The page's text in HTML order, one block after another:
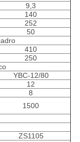
9,3
140
252
50
410
250
YBC-12/80
12
8
1500
ZS1105